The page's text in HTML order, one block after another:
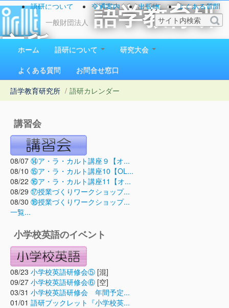
一般財団法人
語学教育研
究所
1923（大正12）年創立
語研について 交通案内 出版物
よくある質問
お問い合わせ
ホーム 語研について
研究大会
よくある質問
お問合せ窓口
語学教育研究所 / 語研カレンダー
講習会
08/07 ⑭ア・ラ・カルト講座９【オ...
08/10 ⑮ア・ラ・カルト講座10【OL...
08/22 ⑯ア・ラ・カルト講座11【オ...
08/29 ⑰授業づくりワークショップ...
08/30 ⑱授業づくりワークショップ...
一覧...
小学校英語のイベント
08/23 小学校英語研修会⑤ [混]
09/27 小学校英語研修会⑥ [空]
03/31 小学校英語研修会 年間予定...
01/01 語研ブックレット『小学校英...